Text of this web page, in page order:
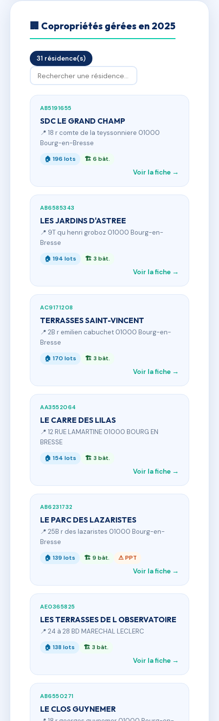
🏢 Copropriétés gérées en 2025
31 résidence(s)
AB5191655
SDC LE GRAND CHAMP
📍 18 r comte de la teyssonniere 01000
Bourg-en-Bresse
🏠 196 lots 🏗 6 bât.
Voir la fiche →
AB6585343
LES JARDINS D'ASTREE
📍 9T qu henri groboz 01000 Bourg-en-
Bresse
🏠 194 lots 🏗 3 bât.
Voir la fiche →
AC9171208
TERRASSES SAINT-VINCENT
📍 2B r emilien cabuchet 01000 Bourg-en-
Bresse
🏠 170 lots 🏗 3 bât.
Voir la fiche →
AA3552064
LE CARRE DES LILAS
📍 12 RUE LAMARTINE 01000 BOURG EN
BRESSE
🏠 154 lots 🏗 3 bât.
Voir la fiche →
AB6231732
LE PARC DES LAZARISTES
📍 25B r des lazaristes 01000 Bourg-en-
Bresse
🏠 139 lots 🏗 9 bât. ⚠ PPT
Voir la fiche →
AE0365825
LES TERRASSES DE L OBSERVATOIRE
📍 24 à 28 BD MARECHAL LECLERC
🏠 138 lots 🏗 3 bât.
Voir la fiche →
AB6550271
LE CLOS GUYNEMER